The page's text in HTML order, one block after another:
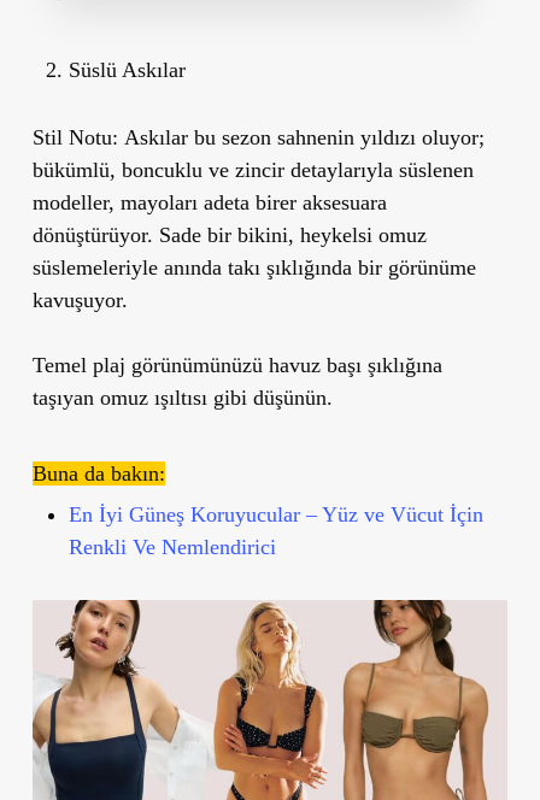
Süslü Askılar
Stil Notu: Askılar bu sezon sahnenin yıldızı oluyor;
bükümlü, boncuklu ve zincir detaylarıyla süslenen
modeller, mayoları adeta birer aksesuara
dönüştürüyor. Sade bir bikini, heykelsi omuz
süslemeleriyle anında takı şıklığında bir görünüme
kavuşuyor.
Temel plaj görünümünüzü havuz başı şıklığına
taşıyan omuz ışıltısı gibi düşünün.
Buna da bakın:
En İyi Güneş Koruyucular – Yüz ve Vücut İçin
Renkli Ve Nemlendirici